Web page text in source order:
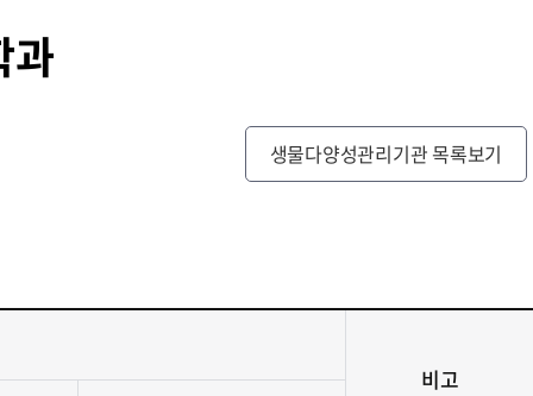
과
생물다양성관리기관 목록보기
비고